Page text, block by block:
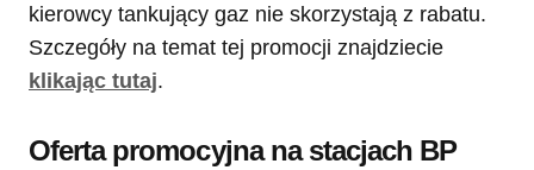
kierowcy tankujący gaz nie skorzystają z rabatu.
Szczegóły na temat tej promocji znajdziecie
klikając tutaj.
Oferta promocyjna na stacjach BP